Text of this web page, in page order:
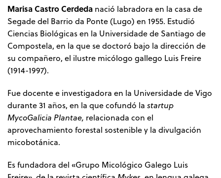
Marisa Castro Cerdeda nació labradora en la casa de
Segade del Barrio da Ponte (Lugo) en 1955. Estudió
Ciencias Biológicas en la Universidade de Santiago de
Compostela, en la que se doctoró bajo la dirección de
su compañero, el ilustre micólogo gallego Luis Freire
(1914-1997).
Fue docente e investigadora en la Universidade de Vigo
durante 31 años, en la que cofundó la startup
MycoGalicia Plantae, relacionada con el
aprovechamiento forestal sostenible y la divulgación
micobotánica.
Es fundadora del «Grupo Micológico Galego Luis